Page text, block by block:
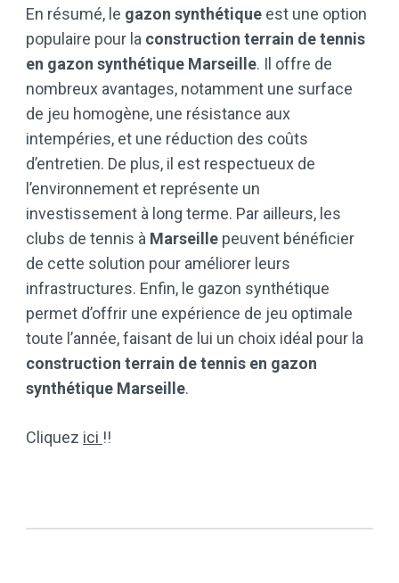
En résumé, le gazon synthétique est une option
populaire pour la construction terrain de tennis
en gazon synthétique Marseille. Il offre de
nombreux avantages, notamment une surface
de jeu homogène, une résistance aux
intempéries, et une réduction des coûts
d’entretien. De plus, il est respectueux de
l’environnement et représente un
investissement à long terme. Par ailleurs, les
clubs de tennis à Marseille peuvent bénéficier
de cette solution pour améliorer leurs
infrastructures. Enfin, le gazon synthétique
permet d’offrir une expérience de jeu optimale
toute l’année, faisant de lui un choix idéal pour la
construction terrain de tennis en gazon
synthétique Marseille.
Cliquez ici !!